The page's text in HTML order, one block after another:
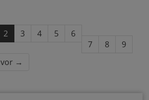
2 3 4 5
6
7
8
9
vor →